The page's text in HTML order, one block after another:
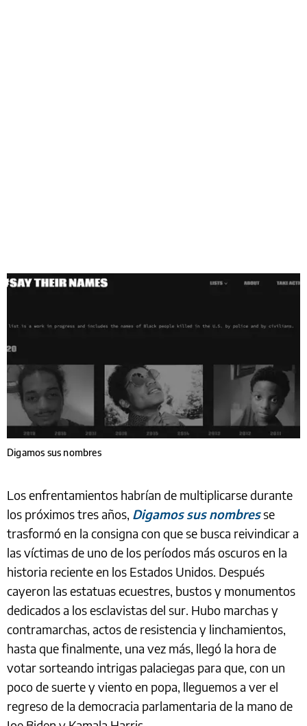
Digamos sus nombres
Los enfrentamientos habrían de multiplicarse durante
los próximos tres años, Digamos sus nombresse
trasformó en la consigna con que se busca reivindicar a
las víctimas de uno de los períodos más oscuros en la
historia reciente en los Estados Unidos. Después
cayeron las estatuas ecuestres, bustos y monumentos
dedicados a los esclavistas del sur. Hubo marchas y
contramarchas, actos de resistencia y linchamientos,
hasta que finalmente, una vez más, llegó la hora de
votar sorteando intrigas palaciegas para que, con un
poco de suerte y viento en popa, lleguemos a ver el
regreso de la democracia parlamentaria de la mano de